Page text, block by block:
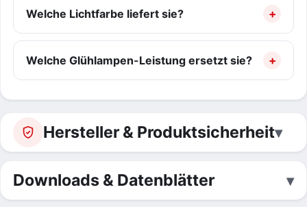
Welche Lichtfarbe liefert sie?
Welche Glühlampen-Leistung ersetzt sie?
Hersteller & Produktsicherheit
Downloads & Datenblätter